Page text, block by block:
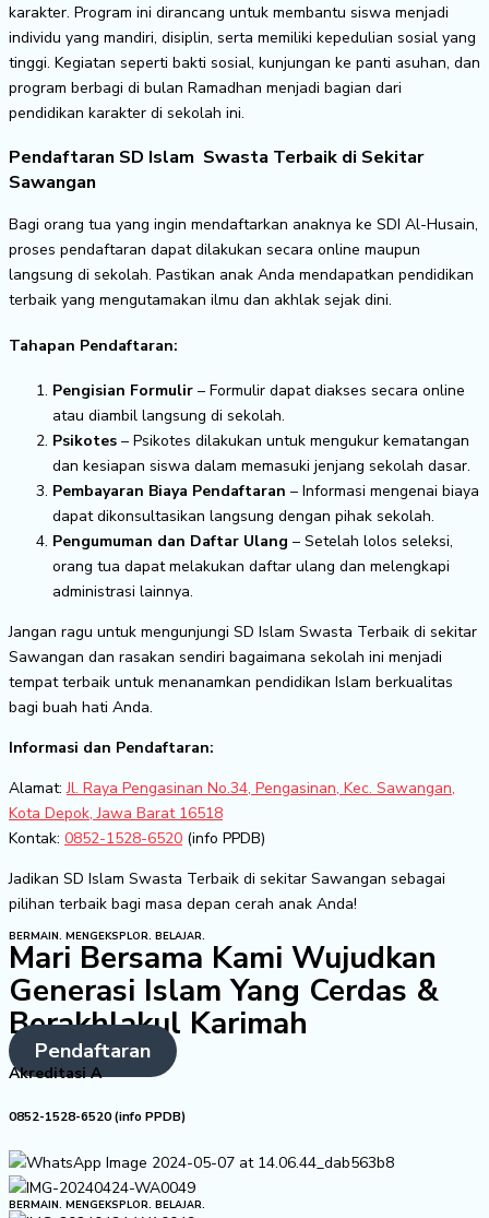
karakter. Program ini dirancang untuk membantu siswa menjadi
individu yang mandiri, disiplin, serta memiliki kepedulian sosial yang
tinggi. Kegiatan seperti bakti sosial, kunjungan ke panti asuhan, dan
program berbagi di bulan Ramadhan menjadi bagian dari
pendidikan karakter di sekolah ini.
Pendaftaran SD Islam Swasta Terbaik di Sekitar
Sawangan
Bagi orang tua yang ingin mendaftarkan anaknya ke SDI Al-Husain,
proses pendaftaran dapat dilakukan secara online maupun
langsung di sekolah. Pastikan anak Anda mendapatkan pendidikan
terbaik yang mengutamakan ilmu dan akhlak sejak dini.
Tahapan Pendaftaran:
Pengisian Formulir – Formulir dapat diakses secara online
atau diambil langsung di sekolah.
Psikotes – Psikotes dilakukan untuk mengukur kematangan
dan kesiapan siswa dalam memasuki jenjang sekolah dasar.
Pembayaran Biaya Pendaftaran – Informasi mengenai biaya
dapat dikonsultasikan langsung dengan pihak sekolah.
Pengumuman dan Daftar Ulang – Setelah lolos seleksi,
orang tua dapat melakukan daftar ulang dan melengkapi
administrasi lainnya.
Jangan ragu untuk mengunjungi SD Islam Swasta Terbaik di sekitar
Sawangan dan rasakan sendiri bagaimana sekolah ini menjadi
tempat terbaik untuk menanamkan pendidikan Islam berkualitas
bagi buah hati Anda.
Informasi dan Pendaftaran:
Alamat:Jl. Raya Pengasinan No.34, Pengasinan, Kec. Sawangan,
Kota Depok, Jawa Barat 16518
Kontak: 0852-1528-6520 (info PPDB)
Jadikan SD Islam Swasta Terbaik di sekitar Sawangan sebagai
pilihan terbaik bagi masa depan cerah anak Anda!
BERMAIN. MENGEKSPLOR. BELAJAR.
Mari Bersama Kami Wujudkan
Generasi Islam Yang Cerdas &
Berakhlakul Karimah
Pendaftaran
Akreditasi A
0852-1528-6520 (info PPDB)
BERMAIN. MENGEKSPLOR. BELAJAR.